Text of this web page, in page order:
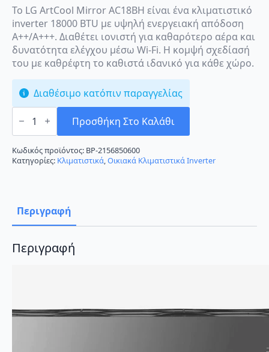
Το LG ArtCool Mirror AC18BH είναι ένα κλιματιστικό
inverter 18000 BTU με υψηλή ενεργειακή απόδοση
A++/A+++. Διαθέτει ιονιστή για καθαρότερο αέρα και
δυνατότητα ελέγχου μέσω Wi-Fi. Η κομψή σχεδίασή
του με καθρέφτη το καθιστά ιδανικό για κάθε χώρο.
Διαθέσιμο κατόπιν παραγγελίας
LG
ArtCool
AC18BH
Κλιματιστικό
Inverter
18000
Ιονιστή
και
Wi-
ποσότητα
Προσθήκη Στο Καλάθι
Κωδικός προϊόντος: BP-2156850600
Κατηγορίες: Κλιματιστικά,Οικιακά Κλιματιστικά Inverter
Περιγραφή
Περιγραφή